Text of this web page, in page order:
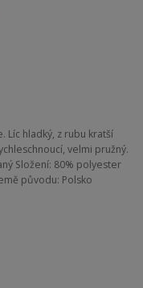
hladký, z rubu kratší
velmi pružný.
Složení: 80% polyester
původu: Polsko